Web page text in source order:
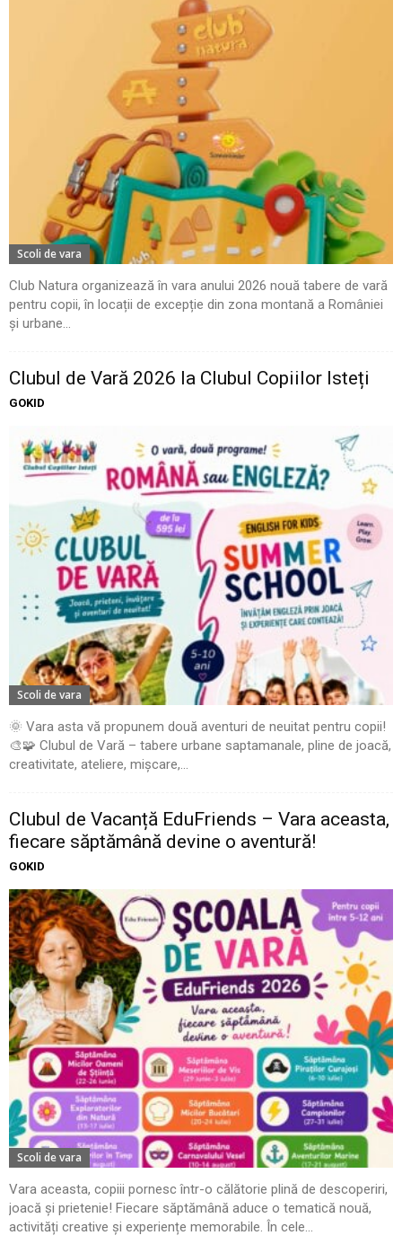
Scoli de vara
Club Natura organizează în vara anului 2026 nouă tabere de vară
pentru copii, în locații de excepție din zona montană a României
și urbane...
Clubul de Vară 2026 la Clubul Copiilor Isteți
GOKID
Scoli de vara
🌞 Vara asta vă propunem două aventuri de neuitat pentru copii!
🎨🧩 Clubul de Vară – tabere urbane saptamanale, pline de joacă,
creativitate, ateliere, mișcare,...
Clubul de Vacanță EduFriends – Vara aceasta,
fiecare săptămână devine o aventură!
GOKID
Scoli de vara
Vara aceasta, copiii pornesc într-o călătorie plină de descoperiri,
joacă și prietenie! Fiecare săptămână aduce o tematică nouă,
activități creative și experiențe memorabile. În cele...